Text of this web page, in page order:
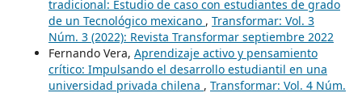
tradicional: Estudio de caso con estudiantes de grado
de un Tecnológico mexicano , Transformar: Vol. 3
Núm. 3 (2022): Revista Transformar septiembre 2022
Fernando Vera, Aprendizaje activo y pensamiento
crítico: Impulsando el desarrollo estudiantil en una
universidad privada chilena , Transformar: Vol. 4 Núm.